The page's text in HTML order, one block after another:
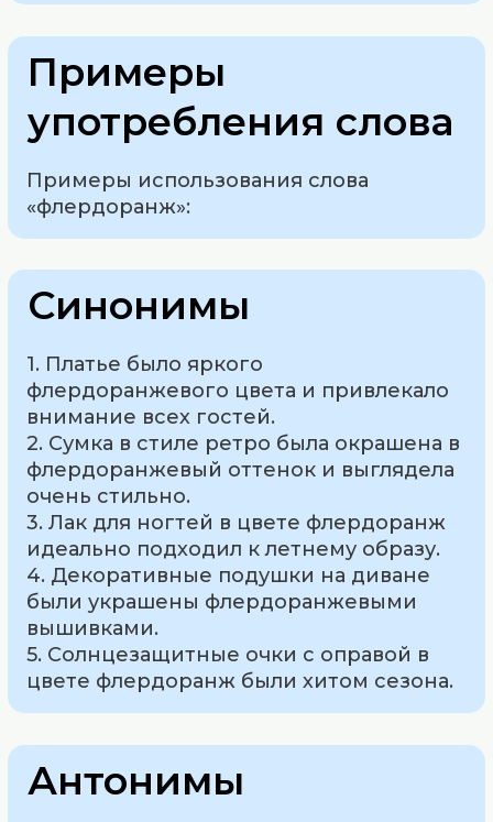
Примеры
употребления слова
Примеры использования слова
«флердоранж»:
Синонимы
1. Платье было яркого
флердоранжевого цвета и привлекало
внимание всех гостей.
2. Сумка в стиле ретро была окрашена в
флердоранжевый оттенок и выглядела
очень стильно.
3. Лак для ногтей в цвете флердоранж
идеально подходил к летнему образу.
4. Декоративные подушки на диване
были украшены флердоранжевыми
вышивками.
5. Солнцезащитные очки с оправой в
цвете флердоранж были хитом сезона.
Антонимы